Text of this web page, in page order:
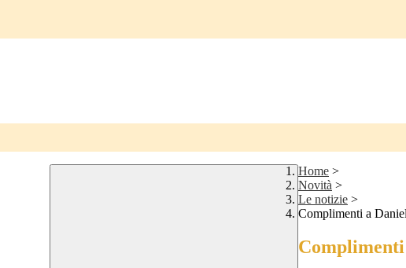
Home >
Novità >
Le notizie >
Complimenti a